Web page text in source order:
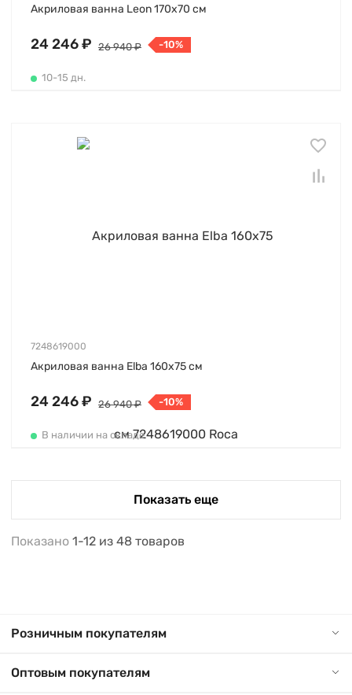
Акриловая ванна Leon 170х70 см
24 246 ₽ 26 940 ₽ -10%
10-15 дн.
7248619000
Акриловая ванна Elba 160х75 см
24 246 ₽ 26 940 ₽ -10%
В наличии на складе
Показать еще
Показано 1-12 из 48 товаров
Розничным покупателям
Оптовым покупателям